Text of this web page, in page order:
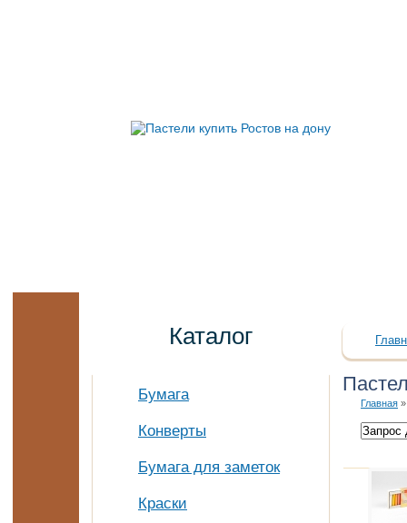
Каталог
Бумага
Конверты
Бумага для заметок
Краски
Главная